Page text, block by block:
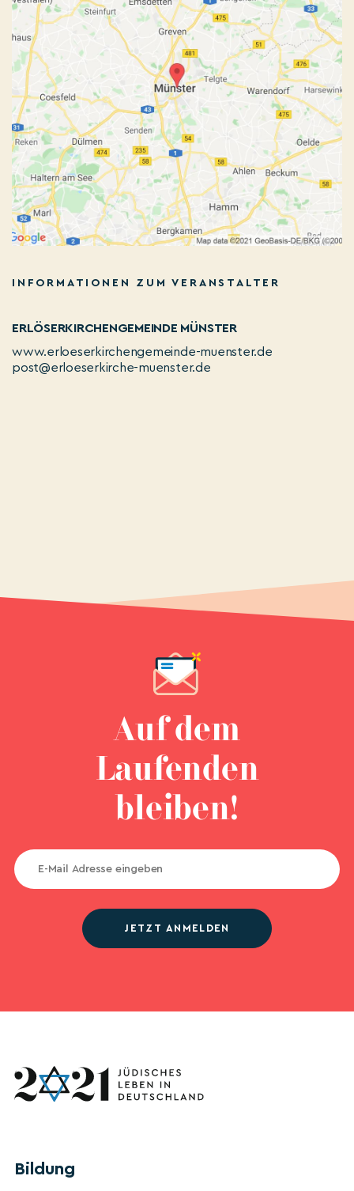
INFORMATIONEN ZUM VERANSTALTER
ERLÖSERKIRCHENGEMEINDE MÜNSTER
www.erloeserkirchengemeinde-muenster.de
post@erloeserkirche-muenster.de
Auf dem
Laufenden
bleiben!
JETZT ANMELDEN
Bildung